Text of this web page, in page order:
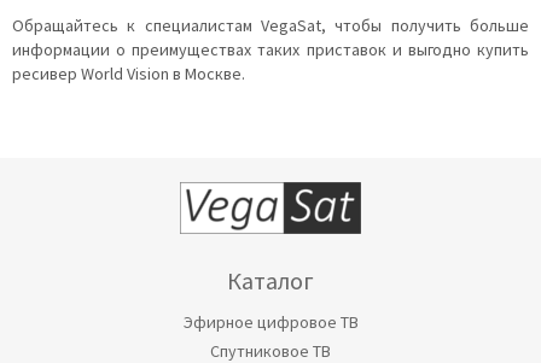
Обращайтесь к специалистам VegaSat, чтобы получить больше
информации о преимуществах таких приставок и выгодно купить
ресивер World Vision в Москве.
Каталог
Эфирное цифровое ТВ
Спутниковое ТВ